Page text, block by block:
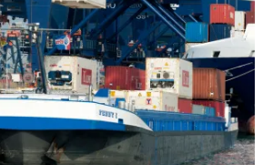
mit hybrider Software:
Webanwendungen vs. lokale
Anwendungen, Standard- vs.
maßgeschneiderte Lösung
Blog-de